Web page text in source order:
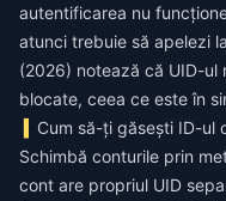
autentificarea nu
atunci trebuie să apelezi
(2026) notează că UID-ul
blocate, ceea ce este în
Cum să-ți găsești ID-ul
Schimbă conturile prin
cont are propriul UID